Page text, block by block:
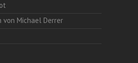
von Michael Derrer